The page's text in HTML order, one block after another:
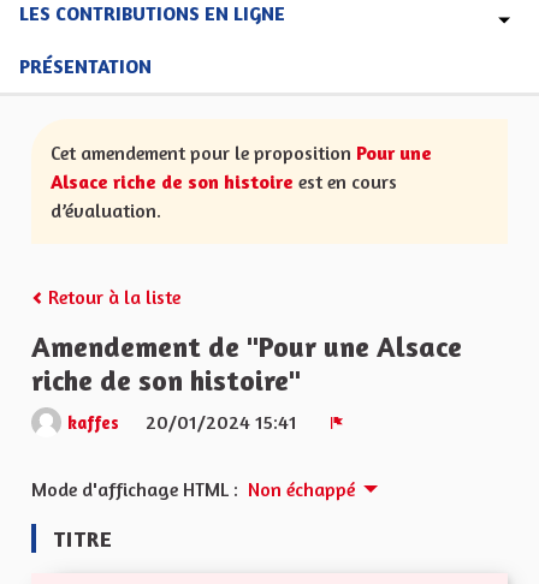
LES CONTRIBUTIONS EN LIGNE
PRÉSENTATION
Cet amendement pour le proposition Pour une
Alsace riche de son histoire est en cours
d’évaluation.
Retour à la liste
Amendement de "Pour une Alsace
riche de son histoire"
kaffes
20/01/2024 15:41
Mode d'affichage HTML : Non échappé
TITRE